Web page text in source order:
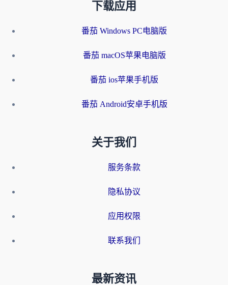
下载应用
番茄 Windows PC电脑版
番茄 macOS苹果电脑版
番茄 ios苹果手机版
番茄 Android安卓手机版
关于我们
服务条款
隐私协议
应用权限
联系我们
最新资讯